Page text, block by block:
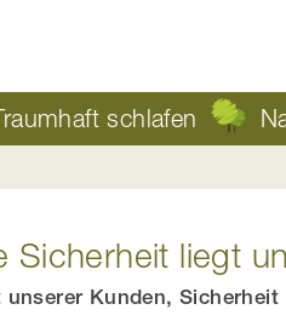
schlafen
Sicherheit liegt
Kunden, Sicherheit